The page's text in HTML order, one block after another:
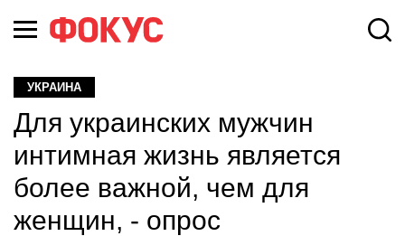
УКРАИНА
Для украинских мужчин
интимная жизнь является
более важной, чем для
женщин, - опрос